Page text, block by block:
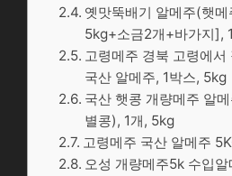
옛맛뚝배기 알메주(햇
5kg+소금2개+바가지],
고령메주 경북 고령에서
국산 알메주, 1박스, 5kg
국산 햇콩 개량메주 알
별콩), 1개, 5kg
고령메주 국산 알메주
오성 개량메주5k 수입